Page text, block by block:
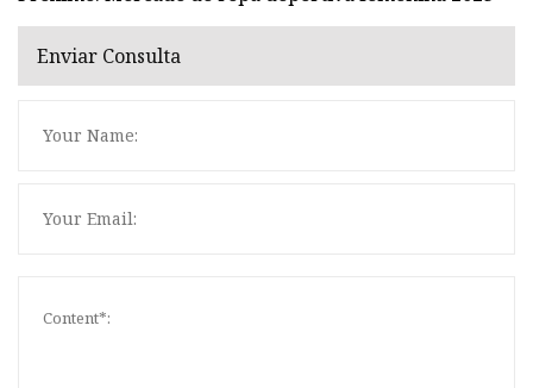
Enviar Consulta